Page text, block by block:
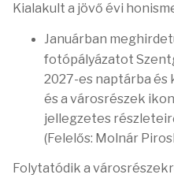
Kialakult a jövő évi
Januárban
fotópályázatot
2027-es naptárba
és a városrészek
jellegzetes
(Felelős: Molnár
Folytatódik a